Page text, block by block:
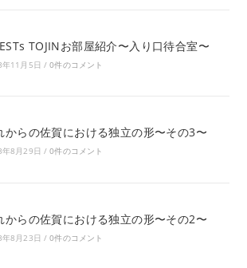
TOJINお部屋紹介〜入り口待合室〜
11月5日 / 0件のコメント
からの佐賀における独立の形〜その3〜
8月29日 / 0件のコメント
からの佐賀における独立の形〜その2〜
8月23日 / 0件のコメント